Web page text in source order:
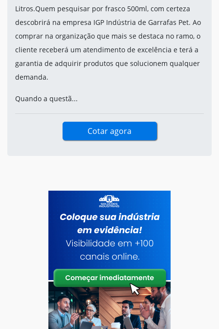
Litros.Quem pesquisar por frasco 500ml, com certeza
descobrirá na empresa IGP Indústria de Garrafas Pet. Ao
comprar na organização que mais se destaca no ramo, o
cliente receberá um atendimento de excelência e terá a
garantia de adquirir produtos que solucionem qualquer
demanda.
Quando a questã...
Cotar agora